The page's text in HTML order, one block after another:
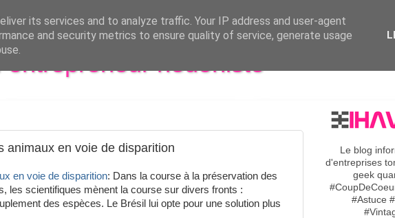
hédoniste
animaux en voie de disparition
en voie de disparition: Dans la course à la préservation des
les scientifiques mènent la course sur divers fronts :
des espèces. Le Brésil lui opte pour une solution plus
Le blog
d'entreprises
geek
#Astuce
its services and to analyze traffic. Your IP address and user-agent
and security metrics to ensure quality of service, generate usage